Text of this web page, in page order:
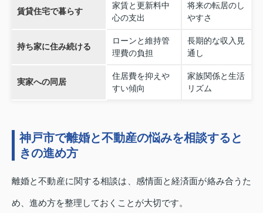
賃貸住宅で暮らす
家賃と更新料中
心の支出
将来の転居のし
やすさ
持ち家に住み続ける
ローンと維持管
理費の負担
長期的な収入見
通し
実家への同居
住居費を抑えや
すい傾向
家族関係と生活
リズム
神戸市で離婚と不動産の悩みを相談すると
きの進め方
離婚と不動産に関する相談は、感情面と経済面が絡み合うた
め、進め方を整理しておくことが大切です。